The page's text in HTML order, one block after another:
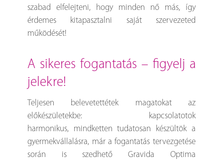
szabad elfelejteni, hogy minden nő más, így
érdemes kitapasztalni saját szervezeted
működését!
a sikeres fogantatás – figyelj a
jelekre!
Teljesen belevetettétek magatokat az
előkészületekbe: kapcsolatotok
harmonikus, mindketten tudatosan készültök a
gyermekvállalásra, már a fogantatás tervezgetése
során is szedhető Gravida Optima